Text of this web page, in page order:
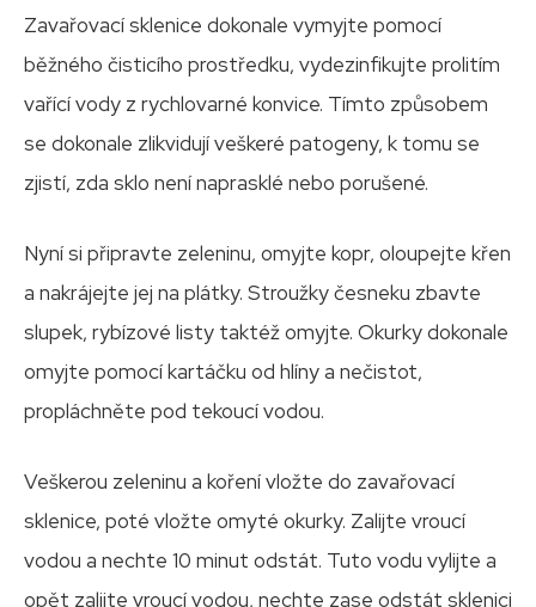
Zavařovací sklenice dokonale vymyjte pomocí
běžného čisticího prostředku, vydezinfikujte prolitím
vařící vody z rychlovarné konvice. Tímto způsobem
se dokonale zlikvidují veškeré patogeny, k tomu se
zjistí, zda sklo není naprasklé nebo porušené.
Nyní si připravte zeleninu, omyjte kopr, oloupejte křen
a nakrájejte jej na plátky. Stroužky česneku zbavte
slupek, rybízové listy taktéž omyjte. Okurky dokonale
omyjte pomocí kartáčku od hlíny a nečistot,
propláchněte pod tekoucí vodou.
Veškerou zeleninu a koření vložte do zavařovací
sklenice, poté vložte omyté okurky. Zalijte vroucí
vodou a nechte 10 minut odstát. Tuto vodu vylijte a
opět zalijte vroucí vodou, nechte zase odstát sklenici